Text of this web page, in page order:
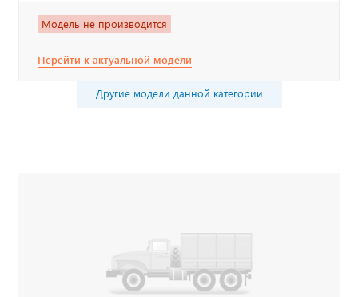
Модель не производится
Перейти к актуальной модели
Другие модели данной категории